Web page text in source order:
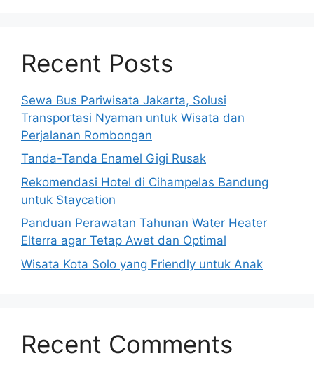
Recent Posts
Sewa Bus Pariwisata Jakarta, Solusi
Transportasi Nyaman untuk Wisata dan
Perjalanan Rombongan
Tanda-Tanda Enamel Gigi Rusak
Rekomendasi Hotel di Cihampelas Bandung
untuk Staycation
Panduan Perawatan Tahunan Water Heater
Elterra agar Tetap Awet dan Optimal
Wisata Kota Solo yang Friendly untuk Anak
Recent Comments